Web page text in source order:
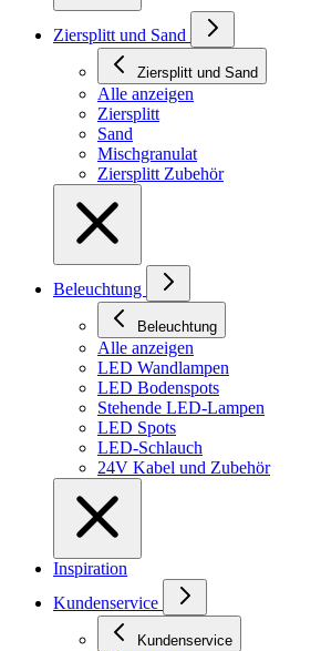
Ziersplitt und Sand
Ziersplitt und Sand
Alle anzeigen
Ziersplitt
Sand
Mischgranulat
Ziersplitt Zubehör
Beleuchtung
Beleuchtung
Alle anzeigen
LED Wandlampen
LED Bodenspots
Stehende LED-Lampen
LED Spots
LED-Schlauch
24V Kabel und Zubehör
Inspiration
Kundenservice
Kundenservice